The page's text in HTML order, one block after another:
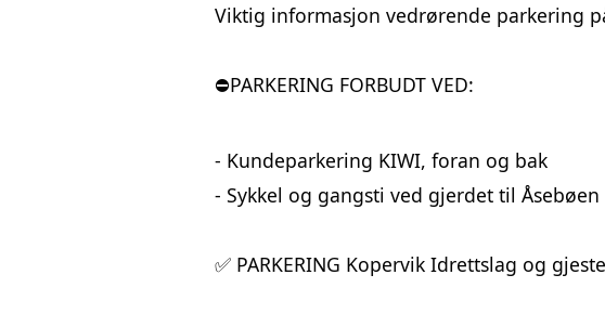
Viktig informasjon vedrørende parkering
⛔️PARKERING FORBUDT VED:
- Kundeparkering KIWI, foran og bak
- Sykkel og gangsti ved gjerdet til Åsebøen
✅ PARKERING Kopervik Idrettslag og